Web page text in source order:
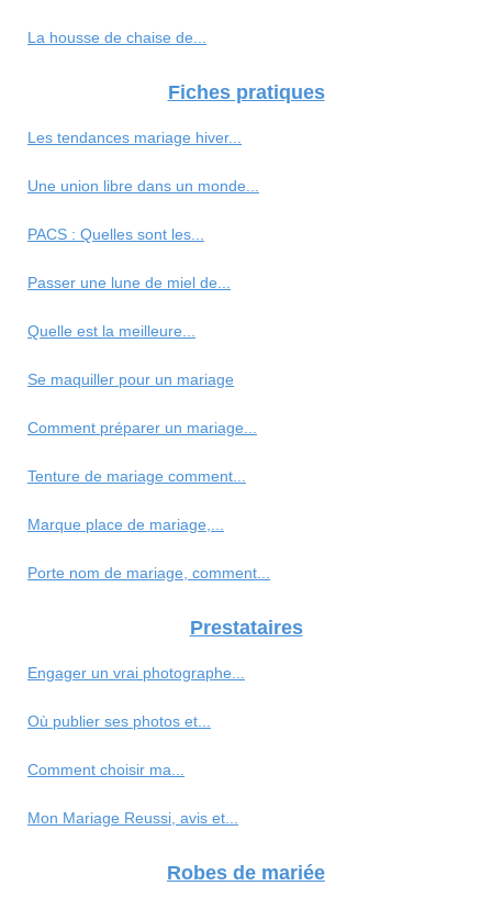
La housse de chaise de...
Fiches pratiques
Les tendances mariage hiver...
Une union libre dans un monde...
PACS : Quelles sont les...
Passer une lune de miel de...
Quelle est la meilleure...
Se maquiller pour un mariage
Comment préparer un mariage...
Tenture de mariage comment...
Marque place de mariage,...
Porte nom de mariage, comment...
Prestataires
Engager un vrai photographe...
Où publier ses photos et...
Comment choisir ma...
Mon Mariage Reussi, avis et...
Robes de mariée